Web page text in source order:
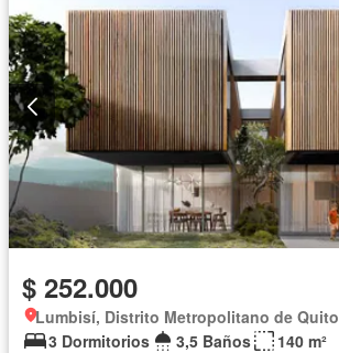
$ 252.000
Lumbisí, Distrito Metropolitano de Quito
3 Dormitorios
3,5 Baños
140 m²